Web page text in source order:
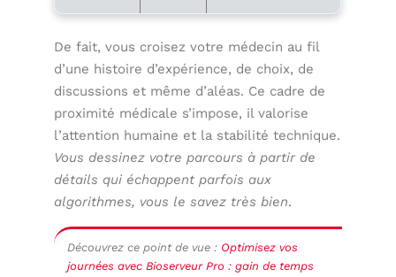
De fait, vous croisez votre médecin au fil
d’une histoire d’expérience, de choix, de
discussions et même d’aléas. Ce cadre de
proximité médicale s’impose, il valorise
l’attention humaine et la stabilité technique.
Vous dessinez votre parcours à partir de
détails qui échappent parfois aux
algorithmes, vous le savez très bien.
Découvrez ce point de vue : Optimisez vos
journées avec Bioserveur Pro : gain de temps